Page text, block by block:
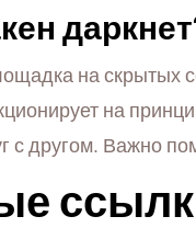
на скрытых
на
с другом. Важно